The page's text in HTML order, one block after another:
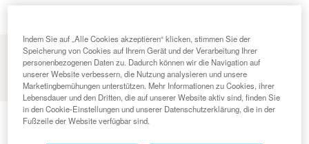
MENU
Impressum
Indem Sie auf „Alle Cookies akzeptieren“ klicken, stimmen Sie der
Speicherung von Cookies auf Ihrem Gerät und der Verarbeitung Ihrer
personenbezogenen Daten zu. Dadurch können wir die Navigation auf
unserer Website verbessern, die Nutzung analysieren und unsere
Marketingbemühungen unterstützen. Mehr Informationen zu Cookies, ihrer
Lebensdauer und den Dritten, die auf unserer Website aktiv sind, finden Sie
in den Cookie-Einstellungen und unserer Datenschutzerklärung, die in der
Fußzeile der Website verfügbar sind.